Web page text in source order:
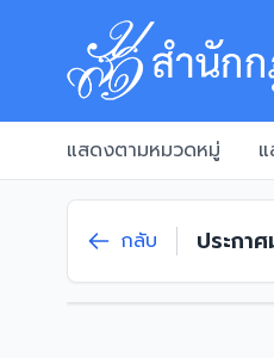
แสดงตามหมวดหมู่
กลับ ประกา